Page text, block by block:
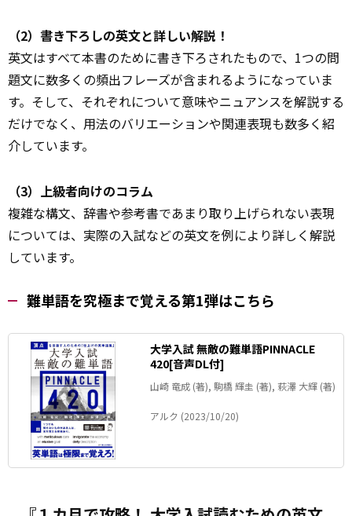
（2）書き下ろしの英文と詳しい解説！
英文はすべて本書のために書き下ろされたもので、1つの問
題文に数多くの頻出フレーズが含まれるようになっていま
す。そして、それぞれについて意味やニュアンスを解説する
だけでなく、用法のバリエーションや関連表現も数多く紹
介しています。
（3）上級者向けのコラム
複雑な構文、辞書や参考書であまり取り上げられない表現
については、実際の入試などの英文を例により詳しく解説
しています。
難単語を究極まで覚える第1弾はこちら
大学入試 無敵の難単語PINNACLE
420[音声DL付]
山崎 竜成 (著), 駒橋 輝圭 (著), 萩澤 大輝 (著)
アルク (2023/10/20)